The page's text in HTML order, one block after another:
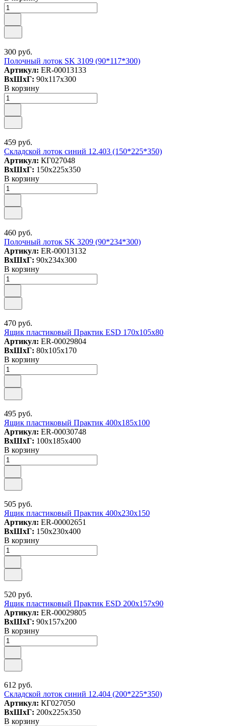
300 руб.
Полочный лоток SK 3109 (90*117*300)
Артикул: ER-00013133
ВxШxГ: 90x117x300
В корзину
459 руб.
Складской лоток синий 12.403 (150*225*350)
Артикул: КГ027048
ВxШxГ: 150x225x350
В корзину
460 руб.
Полочный лоток SK 3209 (90*234*300)
Артикул: ER-00013132
ВxШxГ: 90x234x300
В корзину
470 руб.
Ящик пластиковый Практик ESD 170x105x80
Артикул: ER-00029804
ВxШxГ: 80x105x170
В корзину
495 руб.
Ящик пластиковый Практик 400x185x100
Артикул: ER-00030748
ВxШxГ: 100x185x400
В корзину
505 руб.
Ящик пластиковый Практик 400x230x150
Артикул: ER-00002651
ВxШxГ: 150x230x400
В корзину
520 руб.
Ящик пластиковый Практик ESD 200x157x90
Артикул: ER-00029805
ВxШxГ: 90x157x200
В корзину
612 руб.
Складской лоток синий 12.404 (200*225*350)
Артикул: КГ027050
ВxШxГ: 200x225x350
В корзину